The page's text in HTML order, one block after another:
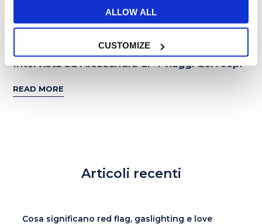
ALLOW ALL
CUSTOMIZE
Esercizi e Grammatica
Intervista ad Alessandra di “I viaggi dei rospi”
READ MORE
Articoli recenti
Cosa significano red flag, gaslighting e love